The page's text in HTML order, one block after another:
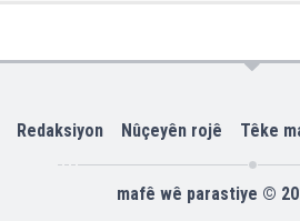
Redaksiyon Nûçeyên rojê Têke
mafê wê parastiye ©